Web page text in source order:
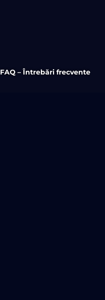
FAQ – Întrebări frecvente